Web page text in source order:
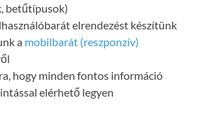
betűtípusok)
elrendezést készítünk
a mobilbarát (reszponzív)
hogy minden fontos információ
elérhető legyen